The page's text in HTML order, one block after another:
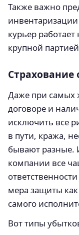
Также важно
курьер
крупной
Страхование
Даже при самых
договоре и
исключить все
в пути, кража,
бывают разные.
компании все
мера защиты как
самого
Вот типы